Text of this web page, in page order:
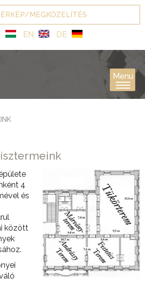
MEGKÖZELÍTÉS
EN DE
Menu
4
és
között